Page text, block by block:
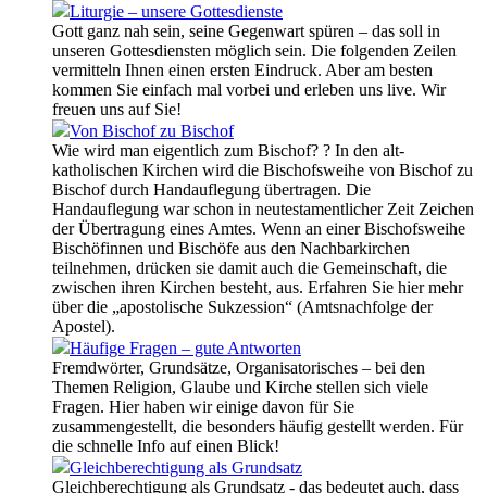
Liturgie – unsere Gottesdienste
Gott ganz nah sein, seine Gegenwart spüren – das soll in
unseren Gottesdiensten möglich sein. Die folgenden Zeilen
vermitteln Ihnen einen ersten Eindruck. Aber am besten
kommen Sie einfach mal vorbei und erleben uns live. Wir
freuen uns auf Sie!
Von Bischof zu Bischof
Wie wird man eigentlich zum Bischof? ? In den alt-
katholischen Kirchen wird die Bischofsweihe von Bischof zu
Bischof durch Handauflegung übertragen. Die
Handauflegung war schon in neutestamentlicher Zeit Zeichen
der Übertragung eines Amtes. Wenn an einer Bischofsweihe
Bischöfinnen und Bischöfe aus den Nachbarkirchen
teilnehmen, drücken sie damit auch die Gemeinschaft, die
zwischen ihren Kirchen besteht, aus. Erfahren Sie hier mehr
über die „apostolische Sukzession“ (Amtsnachfolge der
Apostel).
Häufige Fragen – gute Antworten
Fremdwörter, Grundsätze, Organisatorisches – bei den
Themen Religion, Glaube und Kirche stellen sich viele
Fragen. Hier haben wir einige davon für Sie
zusammengestellt, die besonders häufig gestellt werden. Für
die schnelle Info auf einen Blick!
Gleichberechtigung als Grundsatz
Gleichberechtigung als Grundsatz - das bedeutet auch, dass